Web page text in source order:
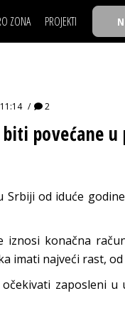
ZONA PROJEKTI
BACK TO
BIZKOLEGIJUM
BIZLIFE WEEK
NAJKOLEGA
BIZBENDOVI
BIZLIFE WEEK
2
povećane
Srbiji od iduće
konačna
imati najveći rast,
zaposleni u